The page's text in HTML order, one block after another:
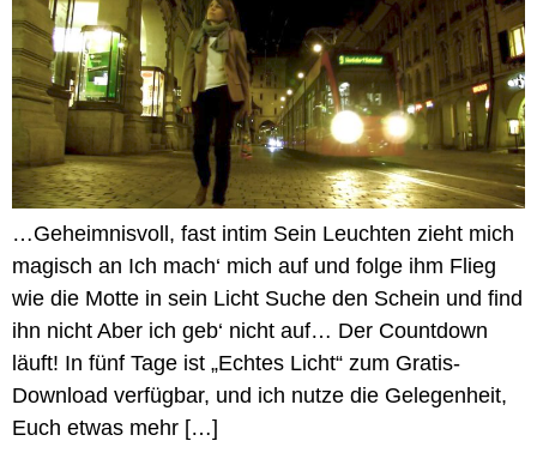
…Geheimnisvoll, fast intim Sein Leuchten zieht mich
magisch an Ich mach‘ mich auf und folge ihm Flieg
wie die Motte in sein Licht Suche den Schein und find
ihn nicht Aber ich geb‘ nicht auf… Der Countdown
läuft! In fünf Tage ist „Echtes Licht“ zum Gratis-
Download verfügbar, und ich nutze die Gelegenheit,
Euch etwas mehr […]